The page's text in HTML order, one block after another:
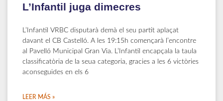
L’Infantil juga dimecres
L’Infantil VRBC disputarà demà el seu partit aplaçat
davant el CB Castelló. A les 19:15h començarà l’encontre
al Pavelló Municipal Gran Via. L’Infantil encapçala la taula
classificatòria de la seua categoria, gracies a les 6 victòries
aconseguides en els 6
LEER MÁS »